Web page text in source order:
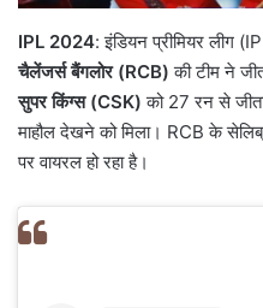
IPL 2024: इंडियन प्रीमियर
चैलेंजर्स बैंगलोर (RCB) की टीम ने
सुपर किंग्स (CSK) को 27 रन से
माहौल देखने को मिला। RCB के
पर वायरल हो रहा है।